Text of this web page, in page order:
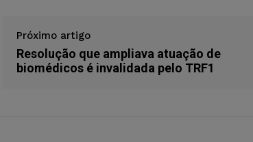
Próximo artigo
Resolução que ampliava atuação de
biomédicos é invalidada pelo TRF1